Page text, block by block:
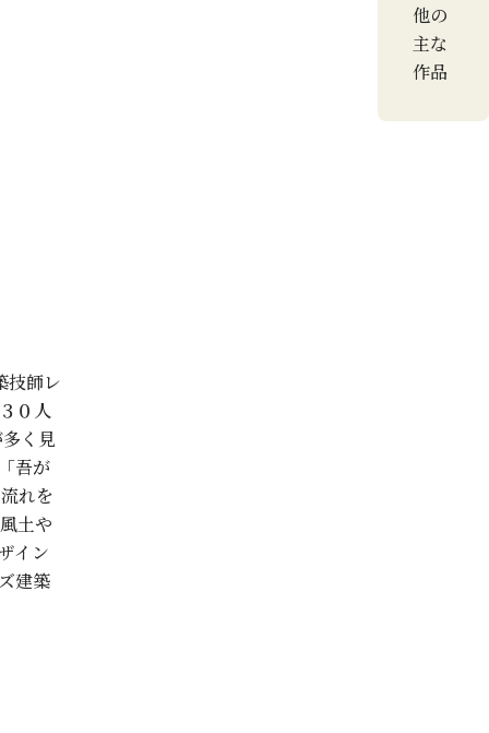
他の
主な
作品
技師レ
０人
く見
吾が
れを
土や
イン
建築